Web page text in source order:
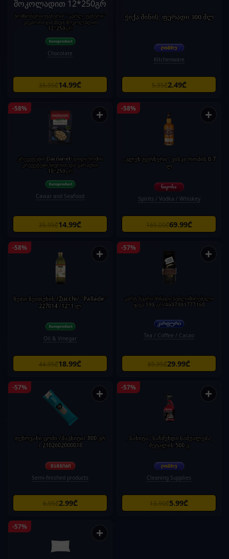
ბომბონერი/ფაზერი/ "კარლ ფაზერი"
კაკაოთი და შავი შოკოლადით
12*250გრ
Chocolate
35.95₾14.99₾
ჭიქა მინის, ფერადი 300 მლ
Kitchenware
5.95₾2.49₾
-58% +
კრევეტები/ Dardanel/ დიდი ზომის
კრევეტები ნივრით და კარაქით
10*250გრ
Caviar and Seafood
35.95₾14.99₾
-58% +
„გლენ ტერნერი“ ვისკი რომის 0.7
ლ
Spirits / Vodka / Whiskey
165.00₾69.99₾
-58% +
ზეთი ზეითუნის /Zucchi/ "Pallade"
227014 /12*1 ლ
Oil & Vinegar
44.95₾18.99₾
-57% +
კარტ ნუარი ხსნადი სუბლიმირებული
ყავა 190 გრ/4607001777168
Tea / Coffee / Cacao
69.95₾29.99₾
-57% +
ფენოვანი ცომი /მაგნიტი/ 800 გრ
/ 2102602000018
Semi-finished products
6.95₾2.99₾
-57% +
„სანიტა" საწმენდი საშუალება,
მეტალის 500 გ
Cleaning Supplies
13.90₾5.99₾
-57% +